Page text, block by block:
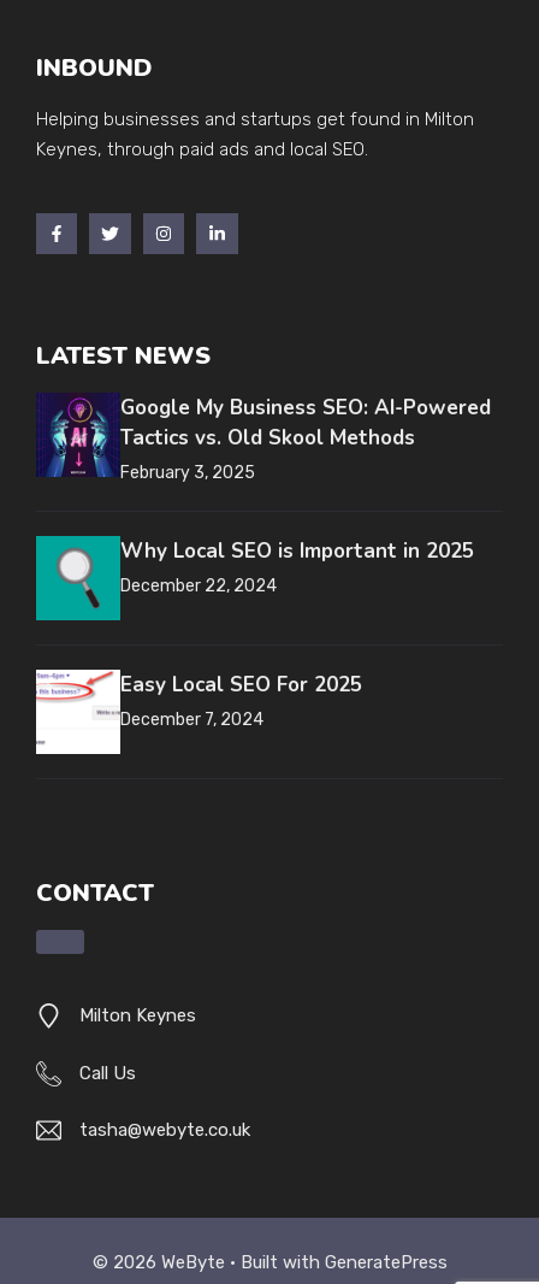
INBOUND
Helping businesses and startups get found in Milton
Keynes, through paid ads and local SEO.
LATEST NEWS
Google My Business SEO: AI-Powered
Tactics vs. Old Skool Methods
February 3, 2025
Why Local SEO is Important in 2025
December 22, 2024
Easy Local SEO For 2025
December 7, 2024
CONTACT
Milton Keynes
Call Us
tasha@webyte.co.uk
© 2026 WeByte • Built with GeneratePress